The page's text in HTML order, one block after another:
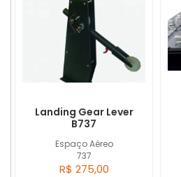
Espaço Aéreo
737
Landing Gear Lever
B737
R$ 275,00